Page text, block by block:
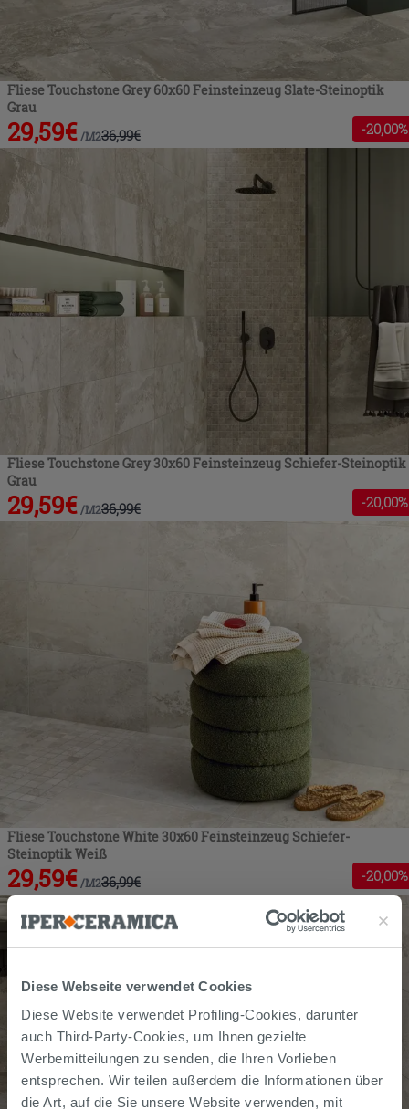
Diese Webseite verwendet Cookies
Diese Website verwendet Profiling-Cookies, darunter
auch Third-Party-Cookies, um Ihnen gezielte
Werbemitteilungen zu senden, die Ihren Vorlieben
entsprechen. Wir teilen außerdem die Informationen über
die Art, auf die Sie unsere Website verwenden, mit
Fliese Touchstone Grey 60x60 Feinsteinzeug Slate-Steinoptik
Grau
29,59€ /M236,99€ -20,00%
Fliese Touchstone Grey 30x60 Feinsteinzeug Schiefer-Steinoptik
Grau
29,59€ /M236,99€ -20,00%
Fliese Touchstone White 30x60 Feinsteinzeug Schiefer-
Steinoptik Weiß
29,59€ /M236,99€ -20,00%